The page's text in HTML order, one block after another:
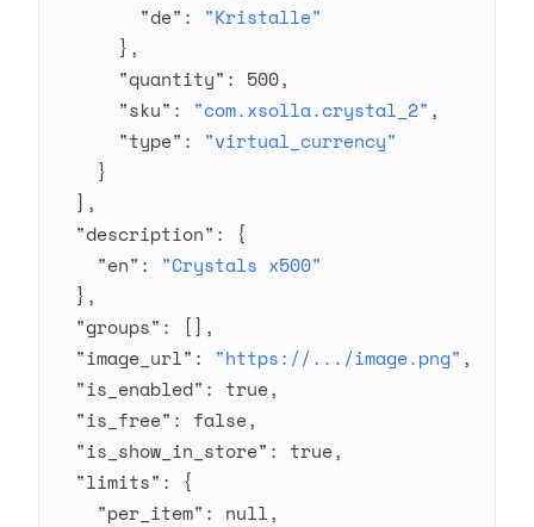
        "de"
: "Kristalle"
      },
      "quantity"
: 500,
      "sku"
: "com.xsolla.crystal_2" ,
      "type"
: "virtual_currency"
    }
  ],
  "description"
: {
    "en"
: "Crystals x500"
  },
  "groups"
: [],
  "image_url"
: "https://.../image.png" ,
  "is_enabled"
: true,
  "is_free"
: false,
  "is_show_in_store"
: true,
  "limits"
: {
    "per_item"
: null,